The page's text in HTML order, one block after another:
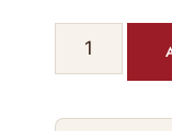
Ventresca
Claro